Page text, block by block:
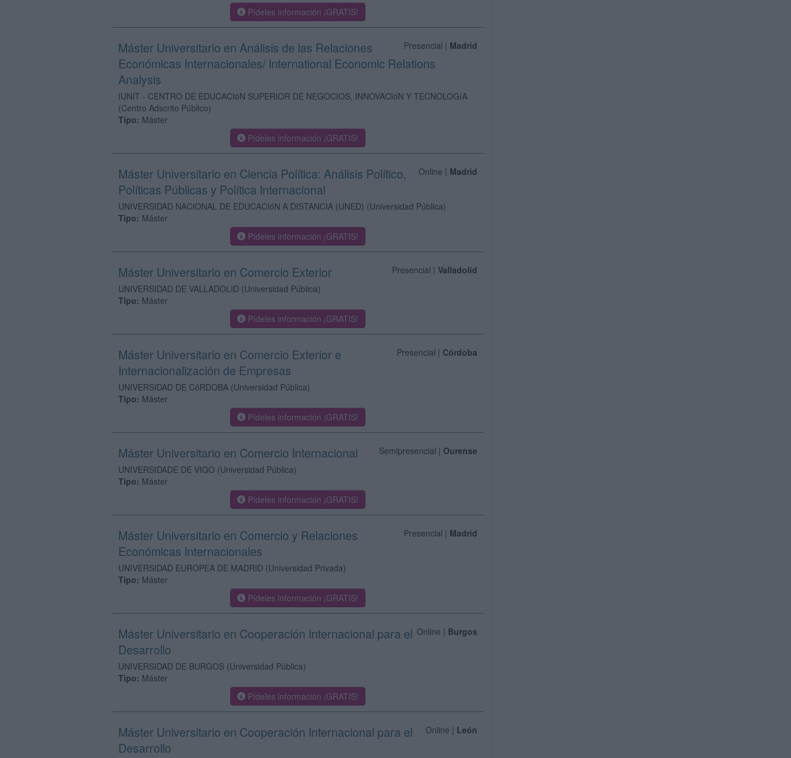
Pídeles información ¡GRATIS!
Presencial | Madrid
Máster Universitario en Análisis de las Relaciones
Económicas Internacionales/ International Economic Relations
Analysis
IUNIT - CENTRO DE EDUCACIóN SUPERIOR DE NEGOCIOS, INNOVACIóN Y TECNOLOGíA
(Centro Adscrito Público)
Tipo: Máster
Pídeles información ¡GRATIS!
Online | Madrid
Máster Universitario en Ciencia Política: Análisis Político,
Políticas Públicas y Política Internacional
UNIVERSIDAD NACIONAL DE EDUCACIóN A DISTANCIA (UNED) (Universidad Pública)
Tipo: Máster
Pídeles información ¡GRATIS!
Presencial |Valladolid
Máster Universitario en Comercio Exterior
UNIVERSIDAD DE VALLADOLID (Universidad Pública)
Tipo: Máster
Pídeles información ¡GRATIS!
Presencial | Córdoba
Máster Universitario en Comercio Exterior e
Internacionalización de Empresas
UNIVERSIDAD DE CóRDOBA (Universidad Pública)
Tipo: Máster
Pídeles información ¡GRATIS!
Semipresencial | Ourense
Máster Universitario en Comercio Internacional
UNIVERSIDADE DE VIGO (Universidad Pública)
Tipo: Máster
Pídeles información ¡GRATIS!
Presencial | Madrid
Máster Universitario en Comercio y Relaciones
Económicas Internacionales
UNIVERSIDAD EUROPEA DE MADRID (Universidad Privada)
Tipo: Máster
Pídeles información ¡GRATIS!
Online | Burgos
Máster Universitario en Cooperación Internacional para el
Desarrollo
UNIVERSIDAD DE BURGOS (Universidad Pública)
Tipo: Máster
Pídeles información ¡GRATIS!
Online | León
Máster Universitario en Cooperación Internacional para el
Desarrollo